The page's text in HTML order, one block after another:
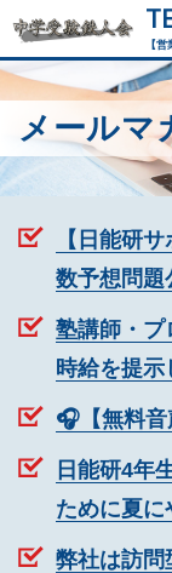
【
メールマ
【日能研
数予想問題
塾講師・プ
時給を提示
🎧【無料
日能研4年
ために夏に
弊社は訪問